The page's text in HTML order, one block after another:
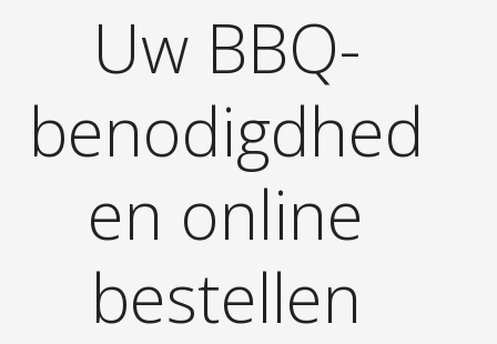
Uw BBQ-
benodigdhed
en online
bestellen